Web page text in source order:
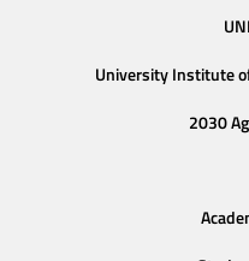
University Institute
2030